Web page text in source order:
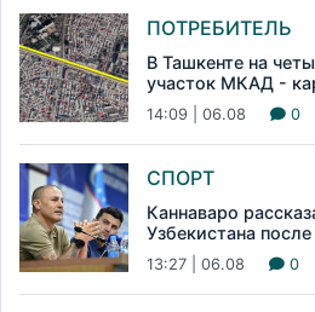
ПОТРЕБИТЕЛЬ
В Ташкенте на
участок МКАД -
14:09 | 06.08 0
СПОРТ
Каннаваро
Узбекистана
13:27 | 06.08 0